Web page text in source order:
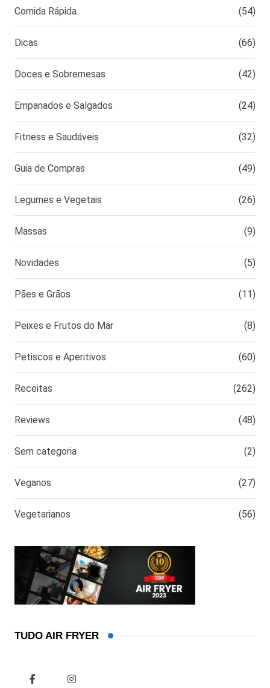
Comida Rápida (54)
Dicas (66)
Doces e Sobremesas (42)
Empanados e Salgados (24)
Fitness e Saudáveis (32)
Guia de Compras (49)
Legumes e Vegetais (26)
Massas (9)
Novidades (5)
Pães e Grãos (11)
Peixes e Frutos do Mar (8)
Petiscos e Aperitivos (60)
Receitas (262)
Reviews (48)
Sem categoria (2)
Veganos (27)
Vegetarianos (56)
TUDO AIR FRYER